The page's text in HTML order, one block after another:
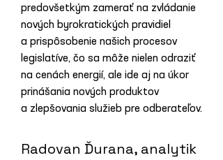
predovšetkým zamerať na zvládanie
nových byrokratických pravidiel
a prispôsobenie našich procesov
legislatíve, čo sa môže nielen odraziť
na cenách energií, ale ide aj na úkor
prinášania nových produktov
a zlepšovania služieb pre odberateľov.
Radovan Ďurana, analytik